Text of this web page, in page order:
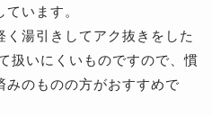
います。
湯引きしてアク抜きをした
扱いにくいものですので、慣
みのものの方がおすすめで